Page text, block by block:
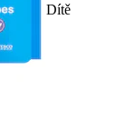
Dítě